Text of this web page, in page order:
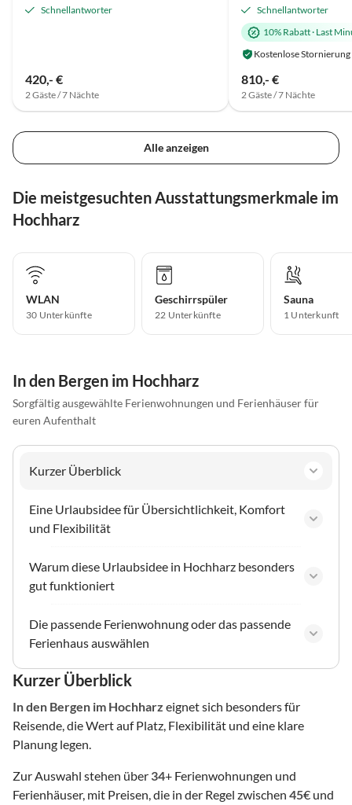
Schnellantworter
420,- €
2 Gäste / 7 Nächte
Schnellantworter
10% Rabatt· Last
Kostenlose Stornierung
810,- €
2 Gäste / 7 Nächte
Alle anzeigen
Die meistgesuchten Ausstattungsmerkmale im
Hochharz
WLAN
30 Unterkünfte
Geschirrspüler
22 Unterkünfte
Sauna
1 Unterkunft
In den Bergen im Hochharz
Sorgfältig ausgewählte Ferienwohnungen und Ferienhäuser für
euren Aufenthalt
Kurzer Überblick
Eine Urlaubsidee für Übersichtlichkeit, Komfort
und Flexibilität
Warum diese Urlaubsidee in Hochharz besonders
gut funktioniert
Die passende Ferienwohnung oder das passende
Ferienhaus auswählen
Kurzer Überblick
In den Bergen im Hochharz eignet sich besonders für
Reisende, die Wert auf Platz, Flexibilität und eine klare
Planung legen.
Zur Auswahl stehen über 34+ Ferienwohnungen und
Ferienhäuser, mit Preisen, die in der Regel zwischen 45€ und